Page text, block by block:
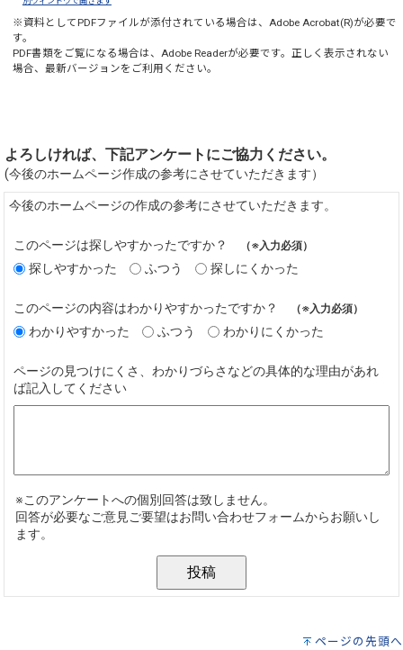
※資料としてPDFファイルが添付されている場合は、Adobe Acrobat(R)が必要で
す。
PDF書類をご覧になる場合は、Adobe Readerが必要です。正しく表示されない
場合、最新バージョンをご利用ください。
ページの先頭へ